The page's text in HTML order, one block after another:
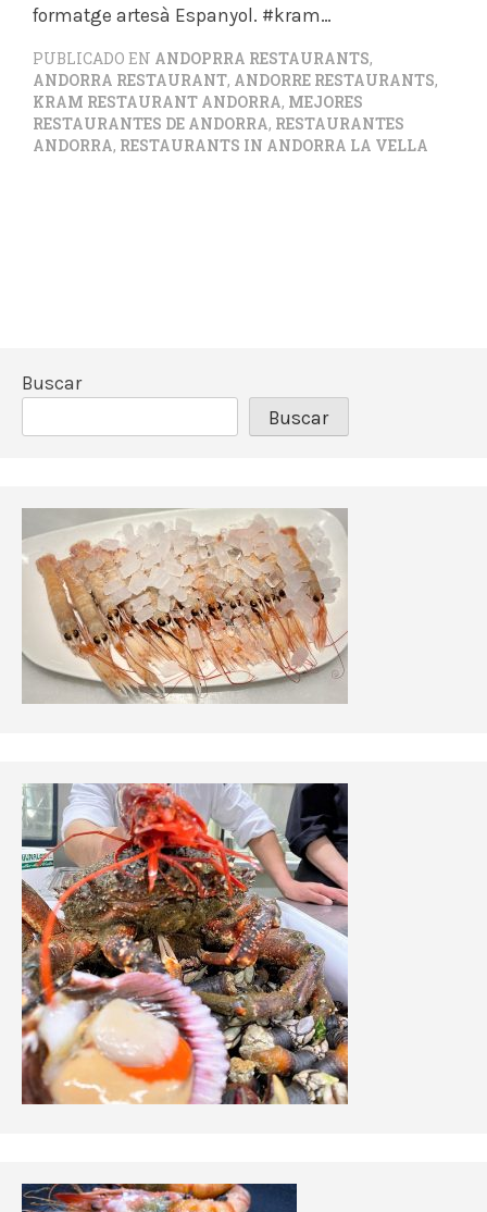
formatge artesà Espanyol. #kram…
PUBLICADO EN ANDOPRRA RESTAURANTS,
ANDORRA RESTAURANT, ANDORRE RESTAURANTS,
KRAM RESTAURANT ANDORRA, MEJORES
RESTAURANTES DE ANDORRA, RESTAURANTES
ANDORRA, RESTAURANTS IN ANDORRA LA VELLA
Buscar
Buscar